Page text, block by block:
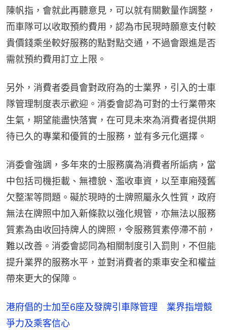
陳帆指，會就此再聽意見，可以就有關數量作調整，
而車隊可以收取預約費用，認為市民現時願意支付較
貴價錢乘坐較好服務的點對點交通，不過會跟進是否
需就預約費用訂立上限。
另外，消費者委員會對政府為的士業界，引入的士車
隊管理制度表示歡迎。消委會認為可對的士行業帶來
生氣，期望能盡快落實，在可見未來為消費者提供期
待已久的專業和優質的士服務，並有多元化選擇。
消委會強調，多年來的士服務廣為消費者所詬病，當
中包括司機拒載、無禮貌、濫收車資，以至車廂殘舊
欠整潔等問題。礙於現時的士牌照屬永久性質，政府
無法在牌照中加入新條款以強化規管，亦無法以服務
質素為由收回持牌人的牌照，令服務質素停滯不前，
難以改善。消委會認同為相關制度引入罰則，不但能
提升業界的服務水平，並對消費者的乘車安全和權益
帶來更大的保障。
港府倡的士加至6座及發牌引車隊管理 業界指增競
爭力及乘客信心